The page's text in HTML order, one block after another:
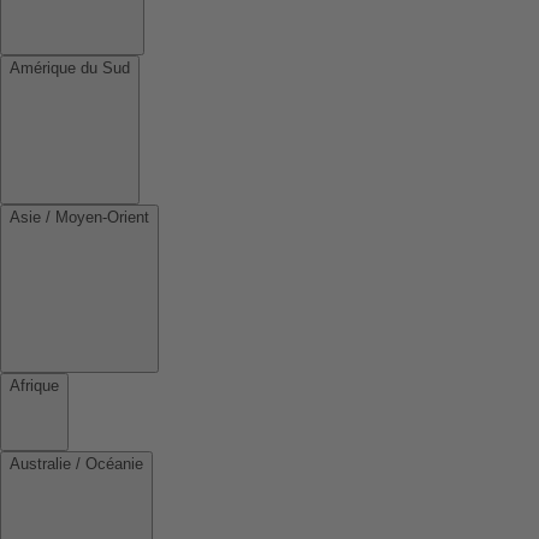
Amérique du Sud
Asie / Moyen-Orient
Afrique
Australie / Océanie